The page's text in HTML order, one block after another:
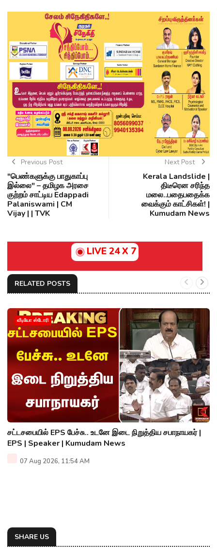
Previous Post
"பெண்களுக்கு பாதுகாப்பு
இல்லை" – தமிழக அரசை
குற்றம் சாட்டிய Edappadi
Palaniswami | CM
Vijay | | TVK
Next Post
Kerala Landslide |
திடீரென சரிந்த
மலை..பதைபதைக்க
வைக்கும் காட்சிகள்! |
Kumudam News
LIVE 24 X 7
RELATED POSTS
வீடியோ ஸ்டோரி
சட்டசபையில் EPS பேச்சு.. உடனே இடை நிறுத்திய சபாநாயகர் |
EPS | Speaker | Kumudam News
07 Aug 2026, 11:54 AM
SHARE US